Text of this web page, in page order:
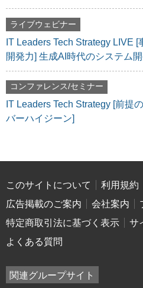
ライブウェビナー
IT Leaders Tech Strategy LIVE
開発力] 生成AI時代のシステム開
コンファレンス/セミナー
IT Leaders Tech Strategy [前提
バーハイジーン]
このサイトについて 利用規約
広告掲載のご案内
会社案内
特定商取引法に基づく表示
サ
よくある質問
関連グループサイト